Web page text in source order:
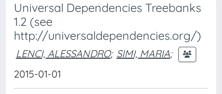
Universal Dependencies Treebanks
1.2 (see
http://universaldependencies.org/)
LENCI, ALESSANDRO; SIMI, MARIA;
2015-01-01